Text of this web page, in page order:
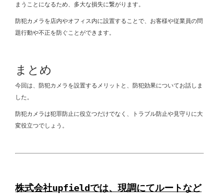
まうことになるため、多大な損失に繋がります。
防犯カメラを店内やオフィス内に設置することで、お客様や従業員の問
題行動や不正を防ぐことができます。
まとめ
今回は、防犯カメラを設置するメリットと、防犯効果についてお話しま
した。
防犯カメラは犯罪防止に役立つだけでなく、トラブル防止や見守りに大
変役立つでしょう。
株式会社upfieldでは、現調にてルートなど